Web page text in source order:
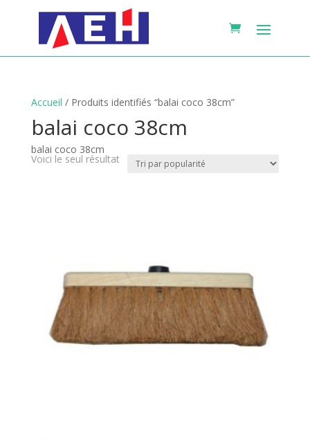
Accueil / Produits identifiés “balai coco 38cm”
balai coco 38cm
balai coco 38cm
Voici le seul résultat